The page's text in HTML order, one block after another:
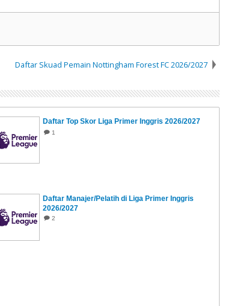
Daftar Skuad Pemain Nottingham Forest FC 2026/2027
Daftar Top Skor Liga Primer Inggris 2026/2027
1
Daftar Manajer/Pelatih di Liga Primer Inggris
2026/2027
2